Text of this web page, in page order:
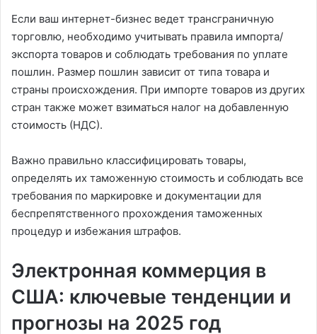
Если ваш интернет-бизнес ведет трансграничную
торговлю, необходимо учитывать правила импорта/
экспорта товаров и соблюдать требования по уплате
пошлин. Размер пошлин зависит от типа товара и
страны происхождения. При импорте товаров из других
стран также может взиматься налог на добавленную
стоимость (НДС).
Важно правильно классифицировать товары,
определять их таможенную стоимость и соблюдать все
требования по маркировке и документации для
беспрепятственного прохождения таможенных
процедур и избежания штрафов.
Электронная коммерция в
США: ключевые тенденции и
прогнозы на 2025 год